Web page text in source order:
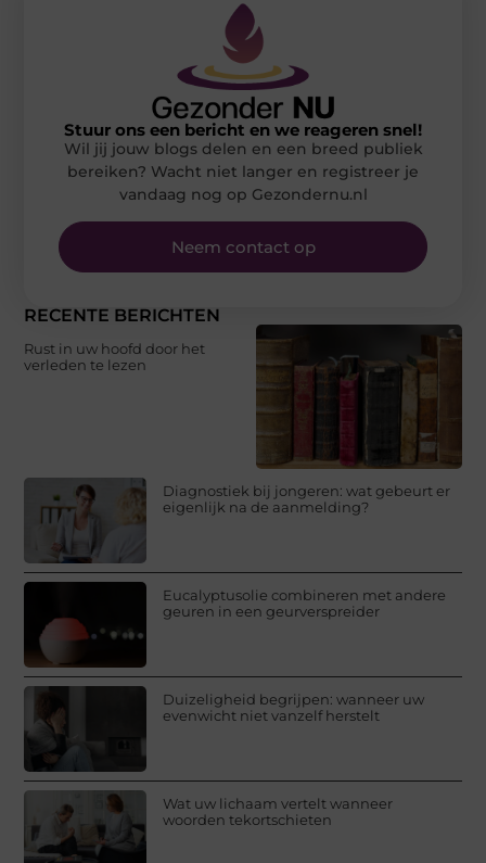
RECENTE BERICHTEN
Rust in uw hoofd door het
verleden te lezen
Diagnostiek bij jongeren: wat gebeurt er
eigenlijk na de aanmelding?
Eucalyptusolie combineren met andere
geuren in een geurverspreider
Duizeligheid begrijpen: wanneer uw
evenwicht niet vanzelf herstelt
Wat uw lichaam vertelt wanneer
woorden tekortschieten
Stuur ons een bericht en we reageren snel!
Wil jij jouw blogs delen en een breed publiek
bereiken? Wacht niet langer en registreer je
vandaag nog op Gezondernu.nl
Neem contact op